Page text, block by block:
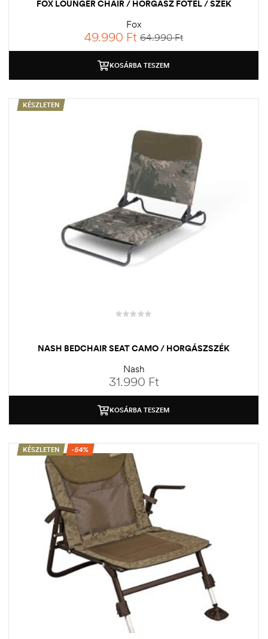
FOX LOUNGER CHAIR / HORGÁSZ FOTEL / SZÉK
Fox
64.990Ft
49.990 Ft
KOSÁRBA TESZEM
KÉSZLETEN
NASH BEDCHAIR SEAT CAMO / HORGÁSZSZÉK
Nash
31.990 Ft
KOSÁRBA TESZEM
KÉSZLETEN -54%